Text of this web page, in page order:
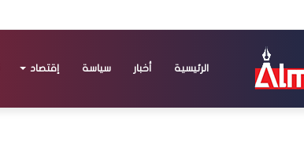
الرئيسية أخبار سياسة إقتصاد